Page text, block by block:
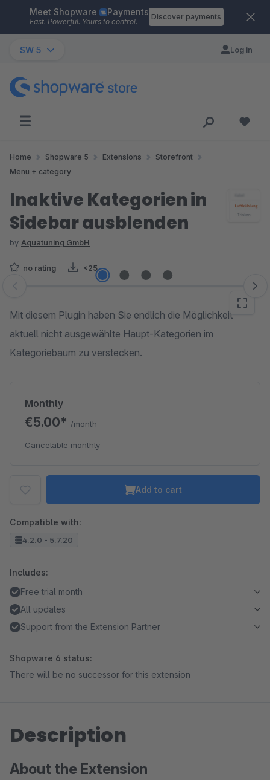
Skip to main content
Meet Shopware Payments
Fast. Powerful. Yours to control.
Discover payments
SW 5 Log in
Home Shopware 5 Extensions
Storefront
Menu + category
Inaktive Kategorien in
Sidebar ausblenden
by Aquatuning GmbH
no rating <25
Skip image gallery
Mit diesem Plugin haben Sie endlich die Möglichkeit
aktuell nicht ausgewählte Haupt-Kategorien im
Kategoriebaum zu verstecken.
Monthly
€5.00* /month
Cancelable monthly
Add to cart
Compatible with:
4.2.0 - 5.7.20
Includes:
Free trial month
All updates
Support from the Extension Partner
Shopware 6 status:
There will be no successor for this extension
Description
About the Extension